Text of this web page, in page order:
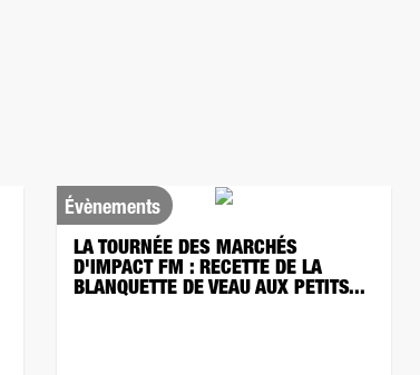
Évènements
LA TOURNÉE DES MARCHÉS
D'IMPACT FM : RECETTE DE LA
BLANQUETTE DE VEAU AUX PETITS...